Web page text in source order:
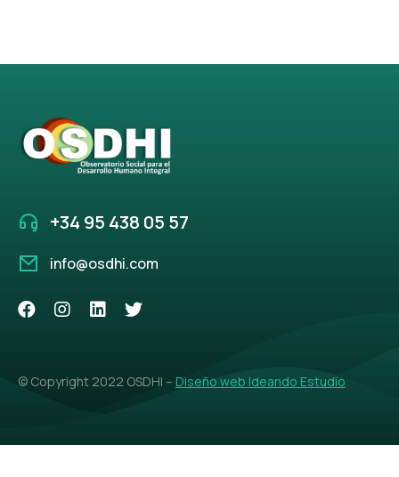
+34 95 438 05 57
info@osdhi.com
© Copyright 2022 OSDHI – Diseño web Ideando Estudio